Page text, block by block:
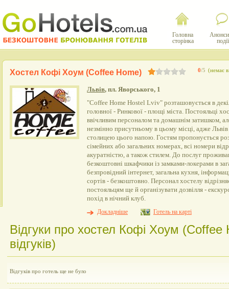
Головна
сторінка
події
0/5 (немає
Хостел Кофі Хоум (Coffee Home)
Львів, пл. Яворського, 1
"Coffee Home Hostel Lviv" розташовується в
головної - Ринкової - площі міста. Постояльці
ввічливим персоналом та домашнім затишком,
незмінно присутньому в цьому місці, адже
столицею цього напою. Гостям пропонується
сімейних або загальних номерах, всі номери
акуратністю, а також стилем. До послуг
безкоштовні шкафчики із замками-локерами в
безпровідний інтернет, загальна кухня,
сортів - безкоштовно. Персонал хостелу
постояльцям ще й організувати дозвілля -
похід в нічний клуб.
Докладніше
Готель на карті
Відгуки про хостел Кофі Хоум
відгуків)
Відгуків про готель ще не було